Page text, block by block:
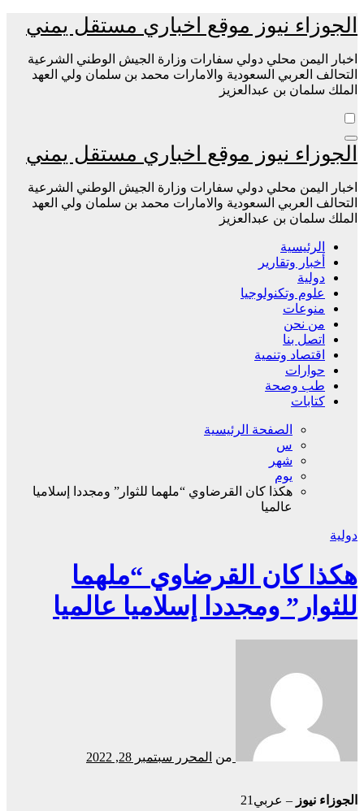
التجاوز
إلى
المحتوى
الجوزاء نيوز موقع اخباري مستقل يمني
اخبار اليمن محلي دولي سفارات وزارة الجيش الوطني الشرعية
التحالف العربي السعودية والامارات محمد بن سلمان ولي العهد
الملك سلمان بن عبدالعزيز
الجوزاء نيوز موقع اخباري مستقل يمني
اخبار اليمن محلي دولي سفارات وزارة الجيش الوطني الشرعية
التحالف العربي السعودية والامارات محمد بن سلمان ولي العهد
الملك سلمان بن عبدالعزيز
الرئيسية
أخبار وتقارير
دولية
علوم وتكنولوجيا
منوعات
من نحن
اتصل بنا
اقتصاد وتنمية
حوارات
طب وصحة
كتابات
الصفحة الرئيسية
س
شهر
يوم
هكذا كان القرضاوي “ملهما للثوار” ومجددا إسلاميا
عالميا
دولية
هكذا كان القرضاوي “ملهما
للثوار” ومجددا إسلاميا عالميا
من المحرر سبتمبر 28, 2022
الجوزاء نيوز – عربي21